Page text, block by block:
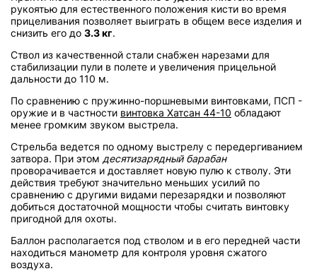
рукоятью для естественного положения кисти во время
прицеливания позволяет выиграть в общем весе изделия и
снизить его до 3.3 кг.
Ствол из качественной стали снабжен нарезами для
стабилизации пули в полете и увеличения прицельной
дальности до 110 м.
По сравнению с пружинно-поршневыми винтовками, ПСП -
оружие и в частности винтовка Хатсан 44-10 обладают
менее громким звуком выстрела.
Стрельба ведется по одному выстрелу с передергиванием
затвора. При этом десятизарядный барабан
проворачивается и доставляет новую пулю к стволу. Эти
действия требуют значительно меньших усилий по
сравнению с другими видами перезарядки и позволяют
добиться достаточной мощности чтобы считать винтовку
пригодной для охоты.
Баллон располагается под стволом и в его передней части
находиться манометр для контроля уровня сжатого
воздуха.